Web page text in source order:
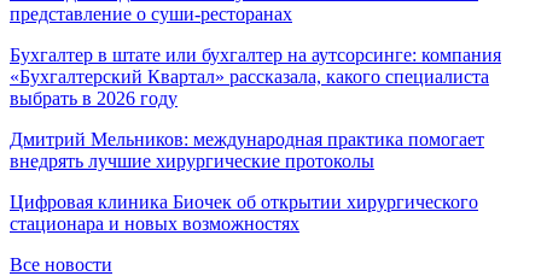
представление о суши-ресторанах
Бухгалтер в штате или бухгалтер на аутсорсинге: компания
«Бухгалтерский Квартал» рассказала, какого специалиста
выбрать в 2026 году
Дмитрий Мельников: международная практика помогает
внедрять лучшие хирургические протоколы
Цифровая клиника Биочек об открытии хирургического
стационара и новых возможностях
Все новости